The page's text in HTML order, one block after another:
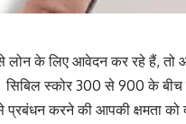
के लिए आवेदन कर रहे हैं, तो
सिबिल स्कोर 300 से 900 के
प्रबंधन करने की आपकी क्षमता